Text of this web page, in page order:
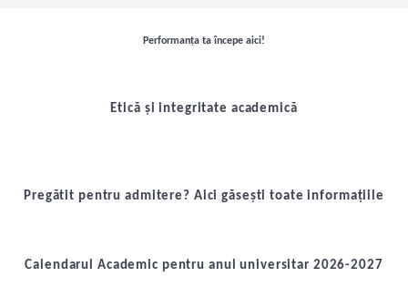
Performanța ta începe aici!
Etică și integritate academică
Pregătit pentru admitere? Aici găsești toate informațiile
Calendarul Academic pentru anul universitar 2026-2027